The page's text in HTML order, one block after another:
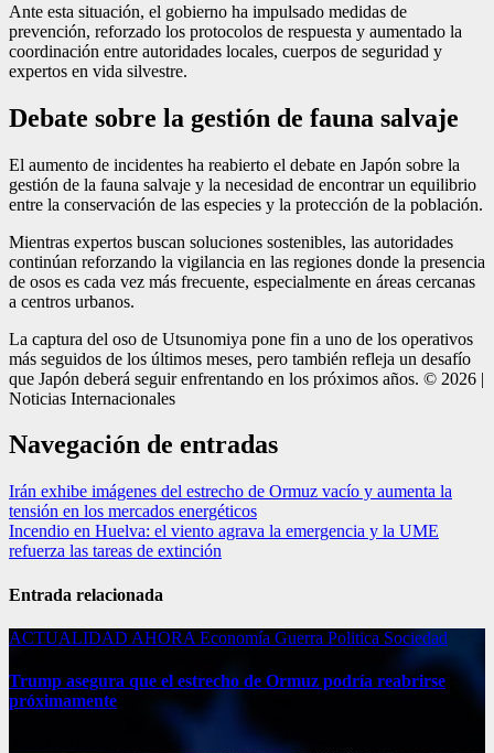
Ante esta situación, el gobierno ha impulsado medidas de
prevención, reforzado los protocolos de respuesta y aumentado la
coordinación entre autoridades locales, cuerpos de seguridad y
expertos en vida silvestre.
Debate sobre la gestión de fauna salvaje
El aumento de incidentes ha reabierto el debate en Japón sobre la
gestión de la fauna salvaje y la necesidad de encontrar un equilibrio
entre la conservación de las especies y la protección de la población.
Mientras expertos buscan soluciones sostenibles, las autoridades
continúan reforzando la vigilancia en las regiones donde la presencia
de osos es cada vez más frecuente, especialmente en áreas cercanas
a centros urbanos.
La captura del oso de Utsunomiya pone fin a uno de los operativos
más seguidos de los últimos meses, pero también refleja un desafío
que Japón deberá seguir enfrentando en los próximos años. © 2026 |
Noticias Internacionales
Navegación de entradas
Irán exhibe imágenes del estrecho de Ormuz vacío y aumenta la
tensión en los mercados energéticos
Incendio en Huelva: el viento agrava la emergencia y la UME
refuerza las tareas de extinción
Entrada relacionada
ACTUALIDAD AHORA Economía Guerra Politica Sociedad
Trump asegura que el estrecho de Ormuz podría reabrirse
próximamente